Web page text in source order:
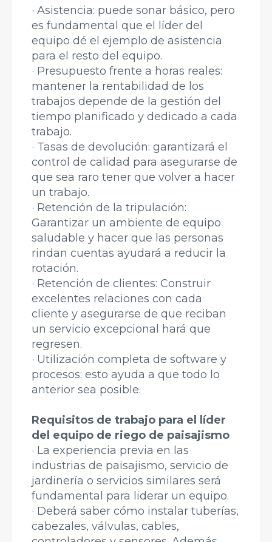
· Asistencia: puede sonar básico, pero
es fundamental que el líder del
equipo dé el ejemplo de asistencia
para el resto del equipo.
· Presupuesto frente a horas reales:
mantener la rentabilidad de los
trabajos depende de la gestión del
tiempo planificado y dedicado a cada
trabajo.
· Tasas de devolución: garantizará el
control de calidad para asegurarse de
que sea raro tener que volver a hacer
un trabajo.
· Retención de la tripulación:
Garantizar un ambiente de equipo
saludable y hacer que las personas
rindan cuentas ayudará a reducir la
rotación.
· Retención de clientes: Construir
excelentes relaciones con cada
cliente y asegurarse de que reciban
un servicio excepcional hará que
regresen.
· Utilización completa de software y
procesos: esto ayuda a que todo lo
anterior sea posible.
Requisitos de trabajo para el líder
del equipo de riego de paisajismo
· La experiencia previa en las
industrias de paisajismo, servicio de
jardinería o servicios similares será
fundamental para liderar un equipo.
· Deberá saber cómo instalar tuberías,
cabezales, válvulas, cables,